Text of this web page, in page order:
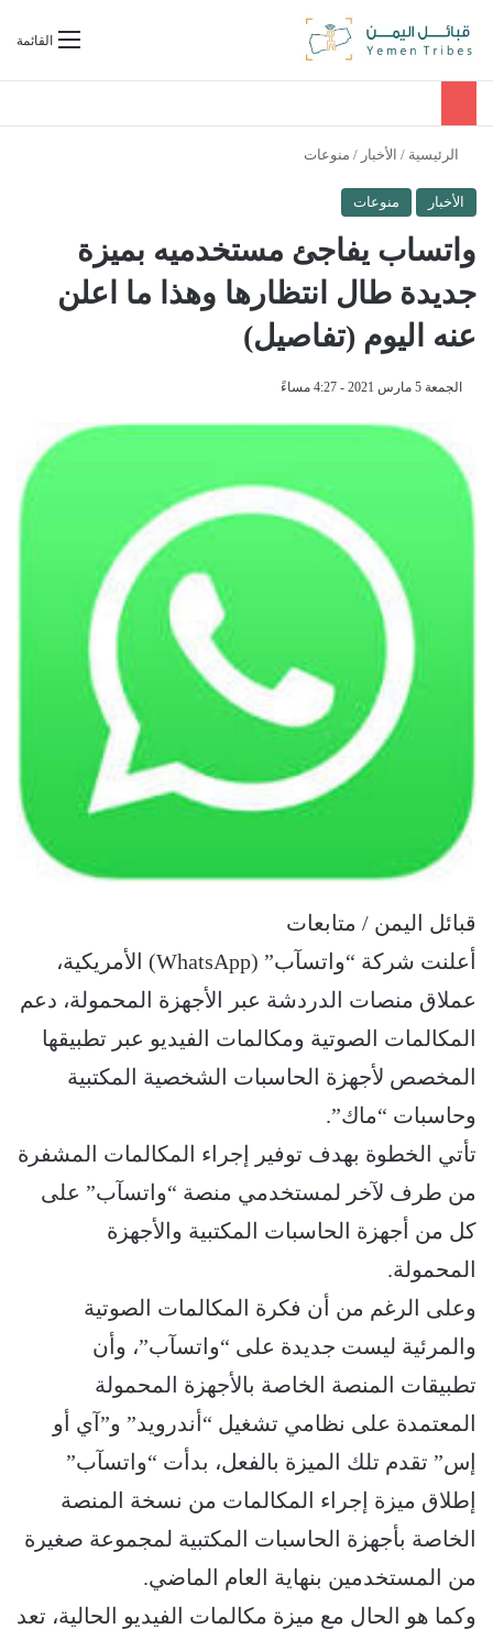
القائمةبحث عن
الرئيسية / الأخبار / منوعات
الأخبار منوعات
واتساب يفاجئ مستخدميه بميزة
جديدة طال انتظارها وهذا ما اعلن
عنه اليوم (تفاصيل)
الجمعة 5 مارس 2021 - 4:27 مساءً
قبائل اليمن / متابعات
أعلنت شركة “واتسآب” (WhatsApp) اﻷمريكية،
عملاق منصات الدردشة عبر اﻷجهزة المحمولة، دعم
المكالمات الصوتية ومكالمات الفيديو عبر تطبيقها
المخصص ﻷجهزة الحاسبات الشخصية المكتبية
وحاسبات “ماك”.
تأتي الخطوة بهدف توفير إجراء المكالمات المشفرة
من طرف ﻵخر لمستخدمي منصة “واتسآب” على
كل من أجهزة الحاسبات المكتبية واﻷجهزة
المحمولة.
وعلى الرغم من أن فكرة المكالمات الصوتية
والمرئية ليست جديدة على “واتسآب”، وأن
تطبيقات المنصة الخاصة باﻷجهزة المحمولة
المعتمدة على نظامي تشغيل “أندرويد” و”آي أو
إس” تقدم تلك الميزة بالفعل، بدأت “واتسآب”
إطلاق ميزة إجراء المكالمات من نسخة المنصة
الخاصة بأجهزة الحاسبات المكتبية لمجموعة صغيرة
من المستخدمين بنهاية العام الماضي.
وكما هو الحال مع ميزة مكالمات الفيديو الحالية، تعد